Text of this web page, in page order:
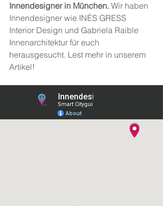
Innendesigner in München. Wir haben
Innendesigner wie INÉS GRESS
Interior Design und Gabriela Raible
Innenarchitektur für euch
herausgesucht. Lest mehr in unserem
Artikel!